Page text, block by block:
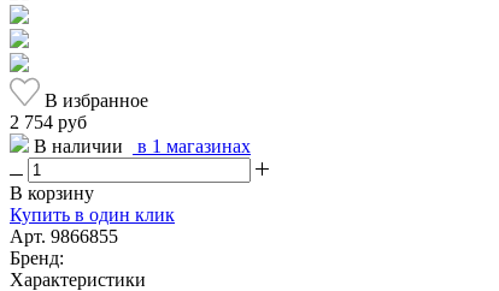
В избранное
2 754 руб
В наличии
в 1 магазинах
В корзину
Купить в один клик
Арт. 9866855
Бренд:
Характеристики